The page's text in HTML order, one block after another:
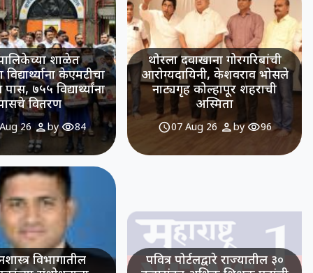
शाळेत
केएमटीचा
७५५ विद्यार्थ्यांना
वितरण
26 personby visibility84
थोरला दवाखाना गोरगरिबांची
आरोग्यदायिनी, केशवराव भोसले
नाट्यगृह कोल्हापूर शहराची
अस्मिता
schedule07 Aug 26 personby visibility96
विभागातील
पवित्र पोर्टलद्वारे राज्यातील ३०